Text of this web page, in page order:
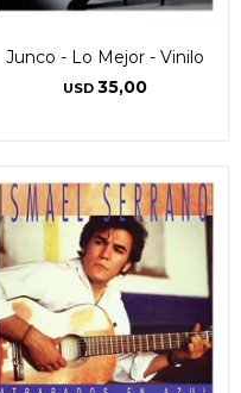
Junco - Lo Mejor - Vinilo
USD 35,00